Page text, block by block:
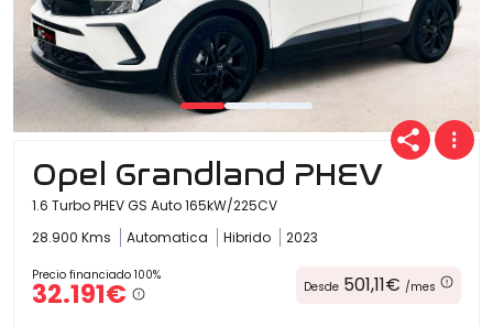
Opel Grandland PHEV
1.6 Turbo PHEV GS Auto 165kW/225CV
28.900 Kms
Automatica Hibrido 2023
Precio financiado 100%
32.191€ Desde 501,11€ /mes